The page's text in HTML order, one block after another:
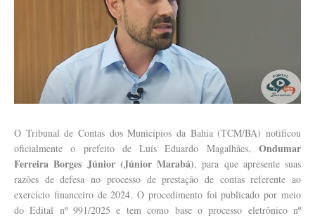
O Tribunal de Contas dos Municípios da Bahia (TCM/BA) notificou
oficialmente o prefeito de Luís Eduardo Magalhães, Ondumar
Ferreira Borges Júnior (Júnior Marabá), para que apresente suas
razões de defesa no processo de prestação de contas referente ao
exercício financeiro de 2024. O procedimento foi publicado por meio
do Edital nº 991/2025 e tem como base o processo eletrônico nº